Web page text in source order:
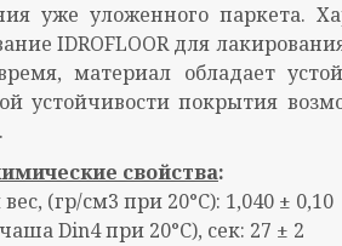
уже уложенного паркета.
IDROFLOOR для
материал обладает
устойчивости покрытия
свойства:
(гр/см3 при 20°С): 1,040 ± 0,10
Din4 при 20°С), сек: 27 ± 2